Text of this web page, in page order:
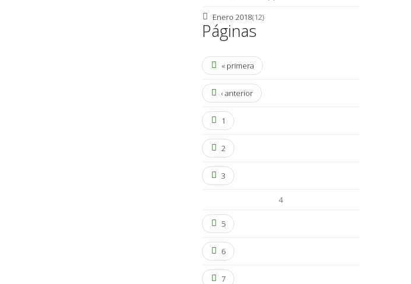
Enero 2018(12)
Páginas
« primera
‹ anterior
1
2
3
4
5
6
7